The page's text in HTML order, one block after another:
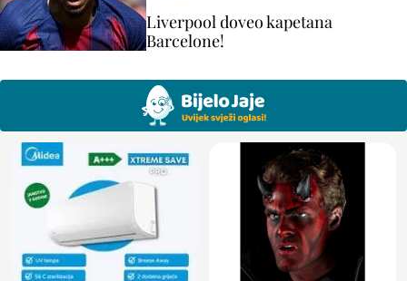
Liverpool doveo kapetana
Barcelone!